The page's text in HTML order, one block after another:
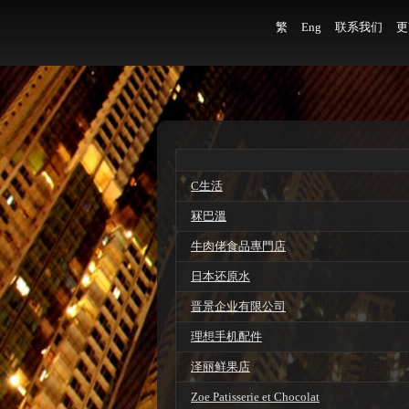
繁 Eng 联系我们
C生活
冧巴溫
牛肉佬食品專門店
日本还原水
晋景企业有限公司
理想手机配件
泽丽鲜果店
Zoe Patisserie et Chocolat